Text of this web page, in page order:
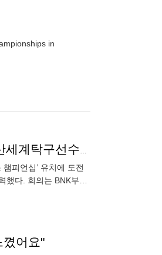
in
탁구협회-강릉시, ITTF 2026 월드 마스터스 챔피언십 유치 파란 불…부산세계탁구선수권 흥행 효과 누릴 듯
피언십’ 유치에 도전
다. 회의는 BNK부산
꼈어요"